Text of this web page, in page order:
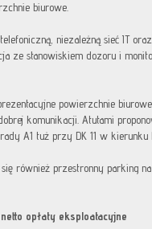
biurowe.
niezależną sieć IT
ze stanowiskiem dozoru i
powierzchnie
komunikacji. Atutami
A1 tuż przy DK 11 w
również przestronny parking na
opłaty eksploatacyjne